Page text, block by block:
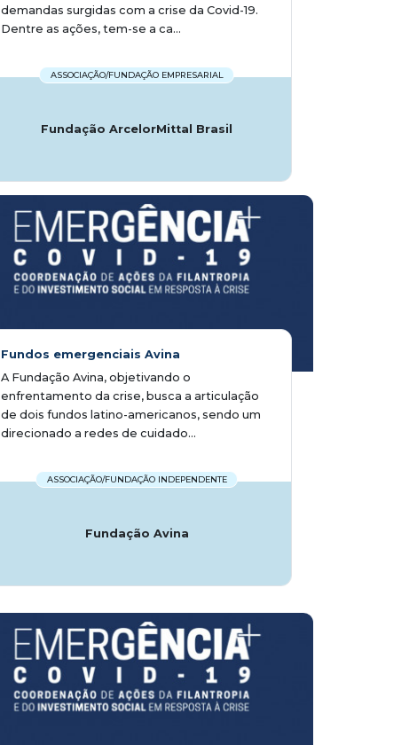
demandas surgidas com a crise da Covid-19.
Dentre as ações, tem-se a ca...
ASSOCIAÇÃO/FUNDAÇÃO EMPRESARIAL
Fundação ArcelorMittal Brasil
Fundos emergenciais Avina
A Fundação Avina, objetivando o
enfrentamento da crise, busca a articulação
de dois fundos latino-americanos, sendo um
direcionado a redes de cuidado...
ASSOCIAÇÃO/FUNDAÇÃO INDEPENDENTE
Fundação Avina